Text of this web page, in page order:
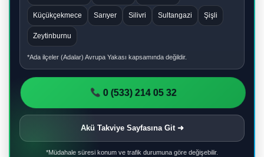
Küçükçekmece Sarıyer Silivri Sultangazi Şişli
Zeytinburnu
*Ada ilçeler (Adalar) Avrupa Yakası kapsamında değildir.
0 (533) 214 05 32
Akü Takviye Sayfasına Git ➜
*Müdahale süresi konum ve trafik durumuna göre değişebilir.